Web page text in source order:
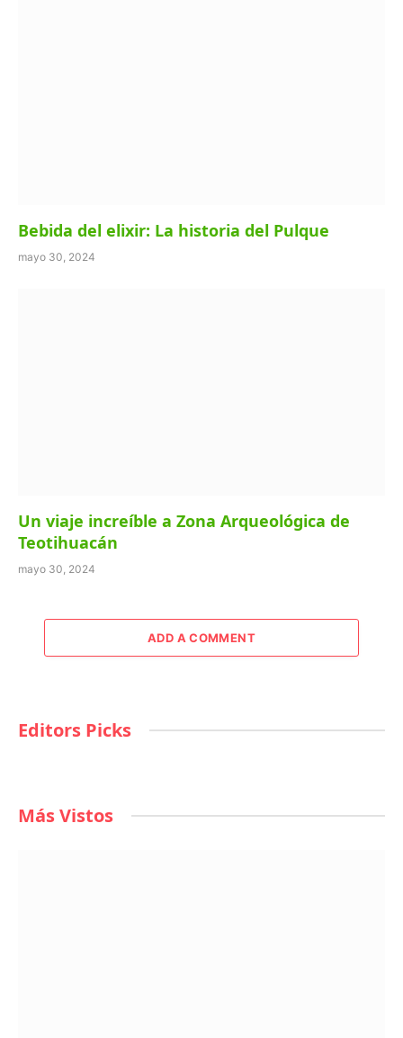
Bebida del elixir: La historia del Pulque
mayo 30, 2024
Un viaje increíble a Zona Arqueológica de
Teotihuacán
mayo 30, 2024
ADD A COMMENT
Editors Picks
Más Vistos